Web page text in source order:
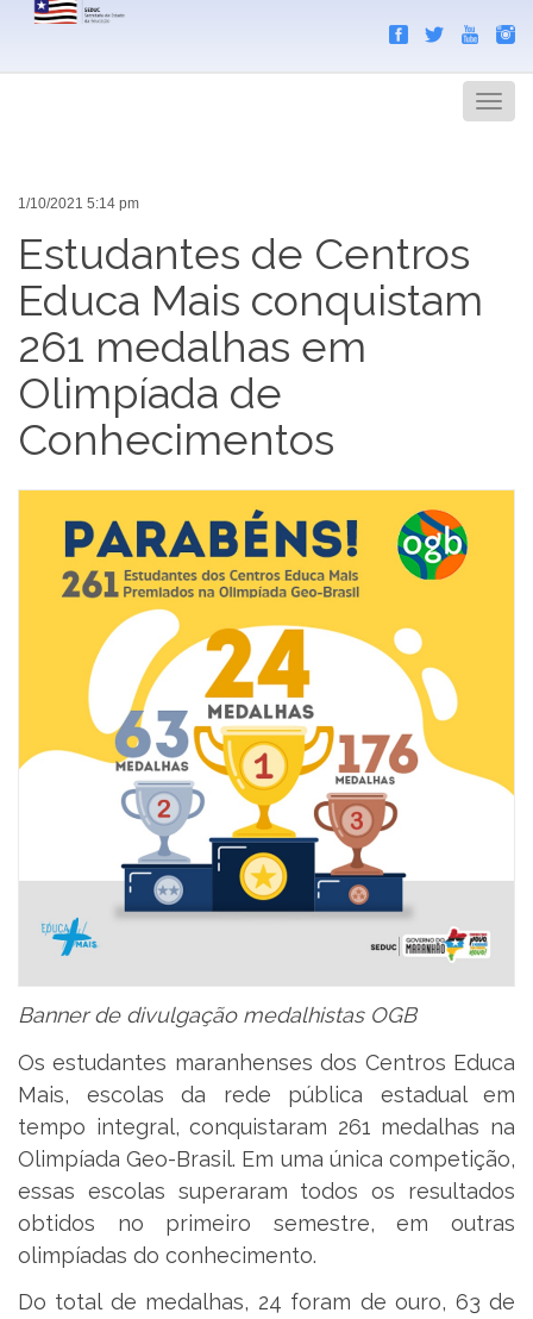
Menu
1/10/2021 5:14 pm
Estudantes de Centros
Educa Mais conquistam
261 medalhas em
Olimpíada de
Conhecimentos
Banner de divulgação medalhistas OGB
Os estudantes maranhenses dos Centros Educa
Mais, escolas da rede pública estadual em
tempo integral, conquistaram 261 medalhas na
Olimpíada Geo-Brasil. Em uma única competição,
essas escolas superaram todos os resultados
obtidos no primeiro semestre, em outras
olimpíadas do conhecimento.
Do total de medalhas, 24 foram de ouro, 63 de